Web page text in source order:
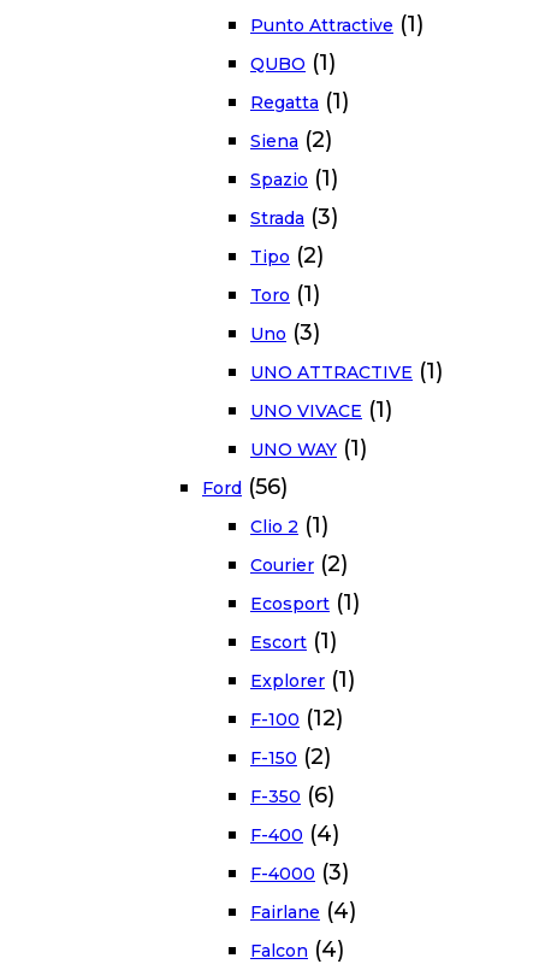
Punto Attractive (1)
QUBO (1)
Regatta (1)
Siena (2)
Spazio (1)
Strada (3)
Tipo (2)
Toro (1)
Uno (3)
UNO ATTRACTIVE (1)
UNO VIVACE (1)
UNO WAY (1)
Ford (56)
Clio 2 (1)
Courier (2)
Ecosport (1)
Escort (1)
Explorer (1)
F-100 (12)
F-150 (2)
F-350 (6)
F-400 (4)
F-4000 (3)
Fairlane (4)
Falcon (4)